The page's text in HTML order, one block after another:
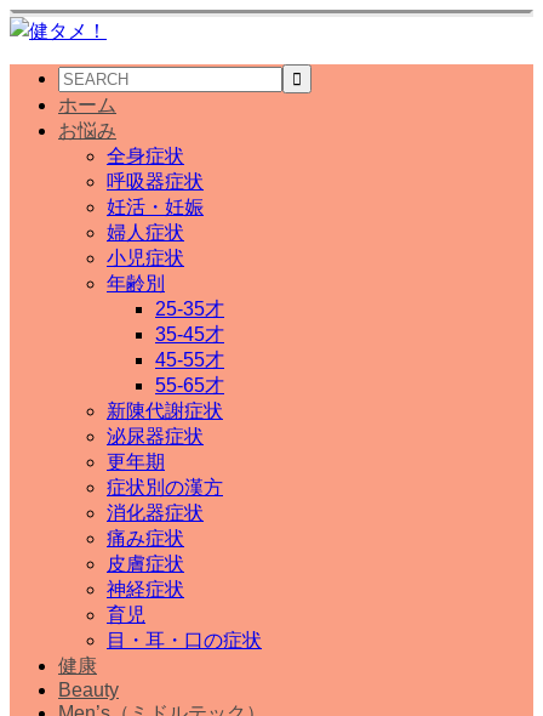
ホーム
お悩み
全身症状
呼吸器症状
妊活・妊娠
婦人症状
小児症状
年齢別
25-35才
35-45才
45-55才
55-65才
新陳代謝症状
泌尿器症状
更年期
症状別の漢方
消化器症状
痛み症状
皮膚症状
神経症状
育児
目・耳・口の症状
健康
Beauty